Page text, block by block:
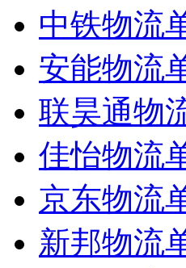
中铁物流
安能物流
联昊通物
佳怡物流
京东物流
新邦物流